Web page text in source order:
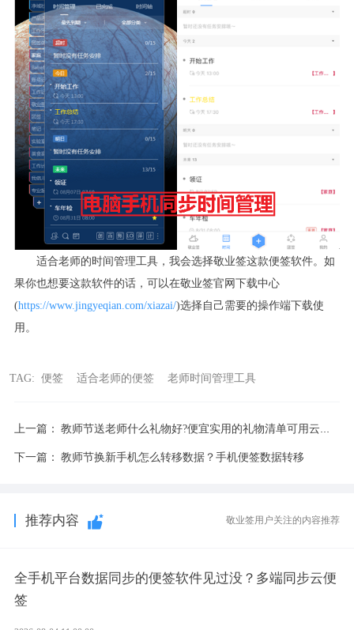
适合老师的时间管理工具，我会选择敬业签这款便签软件。如
果你也想要这款软件的话，可以在敬业签官网下载中心
(https://www.jingyeqian.com/xiazai/)选择自己需要的操作端下载使
用。
TAG: 便签 适合老师的便签 老师时间管理工具
上一篇： 教师节送老师什么礼物好?便宜实用的礼物清单可用云便签记录
下一篇： 教师节换新手机怎么转移数据？手机便签数据转移
推荐内容 敬业签用户关注的内容推荐
全手机平台数据同步的便签软件见过没？多端同步云便
签